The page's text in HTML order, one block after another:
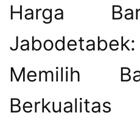
Harga
Memilih